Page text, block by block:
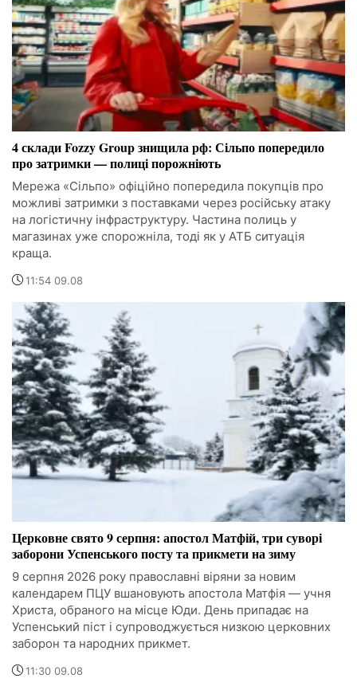
4 склади Fozzy Group знищила рф: Сільпо попередило
про затримки — полиці порожніють
Мережа «Сільпо» офіційно попередила покупців про
можливі затримки з поставками через російську атаку
на логістичну інфраструктуру. Частина полиць у
магазинах уже спорожніла, тоді як у АТБ ситуація
краща.
11:54 09.08
Церковне свято 9 серпня: апостол Матфій, три суворі
заборони Успенського посту та прикмети на зиму
9 серпня 2026 року православні віряни за новим
календарем ПЦУ вшановують апостола Матфія — учня
Христа, обраного на місце Юди. День припадає на
Успенський піст і супроводжується низкою церковних
заборон та народних прикмет.
11:30 09.08